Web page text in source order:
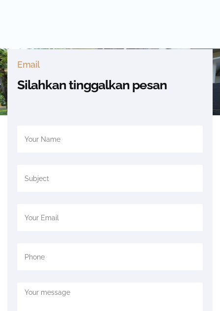
Email
Silahkan tinggalkan pesan